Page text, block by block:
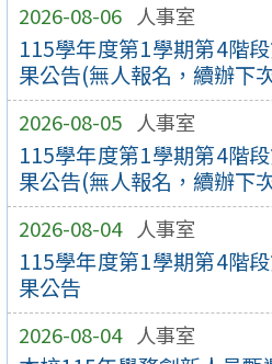
2026-08-06 人事室
115學年度第1學期第4階
果公告(無人報名，續辦下
2026-08-05 人事室
115學年度第1學期第4階
果公告(無人報名，續辦下
2026-08-04 人事室
115學年度第1學期第4階
果公告
2026-08-04 人事室